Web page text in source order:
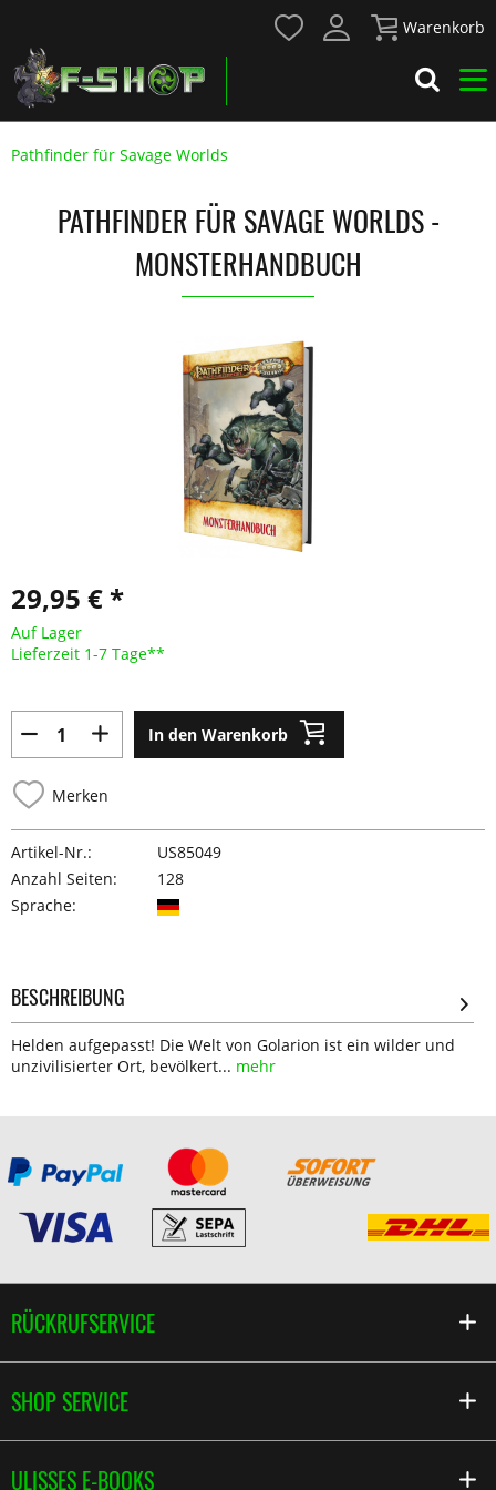
Warenkorb
Pathfinder für Savage Worlds
PATHFINDER FÜR SAVAGE WORLDS -
MONSTERHANDBUCH
29,95 € *
Auf Lager
Lieferzeit 1-7 Tage**
In den Warenkorb
Merken
Artikel-Nr.:
US85049
Anzahl Seiten:
128
Sprache:
BESCHREIBUNG
Helden aufgepasst! Die Welt von Golarion ist ein wilder und
unzivilisierter Ort, bevölkert... mehr
RÜCKRUFSERVICE
SHOP SERVICE
ULISSES E-BOOKS